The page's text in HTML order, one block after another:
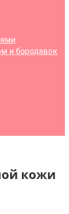
и бородавок
кожи